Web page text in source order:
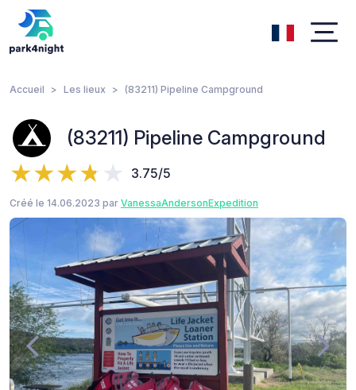
Accueil Les lieux (83211) Pipeline Campground
(83211) Pipeline Campground
3.75/5
Créé le 14.06.2023 par VanessaAndersonExpedition